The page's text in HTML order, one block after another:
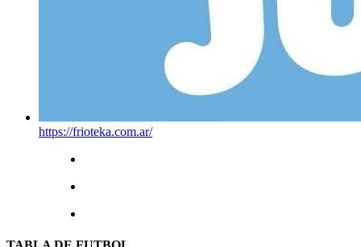
https://frioteka.com.ar/